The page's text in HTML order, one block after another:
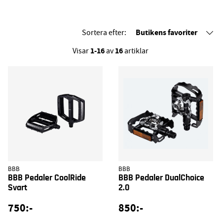
Sortera efter: Butikens favoriter
Visar 1-16av16artiklar
BBB
BBB Pedaler CoolRide
Svart
750:-
BBB
BBB Pedaler DualChoice
2.0
850:-